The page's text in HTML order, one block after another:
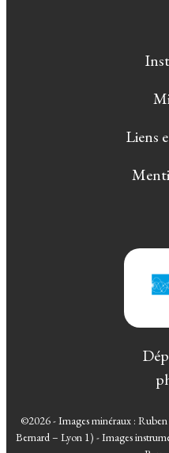
Liens
©2026 - Images minéraux :
Bernard – Lyon 1) - Images